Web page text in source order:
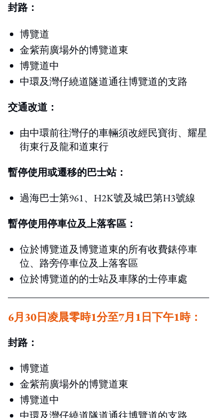
封路：
博覽道
金紫荊廣場外的博覽道東
博覽道中
中環及灣仔繞道隧道通往博覽道的支路
交通改道：
由中環前往灣仔的車輛須改經民寶街、耀星
街東行及龍和道東行
暫停使用或遷移的巴士站：
過海巴士第961、H2K號及城巴第H3號線
暫停使用停車位及上落客區：
位於博覽道及博覽道東的所有收費錶停車
位、路旁停車位及上落客區
位於博覽道的的士站及車隊的士停車處
6月30日凌晨零時1分至7月1日下午1時：
封路：
博覽道
金紫荊廣場外的博覽道東
博覽道中
中環及灣仔繞道隧道通往博覽道的支路